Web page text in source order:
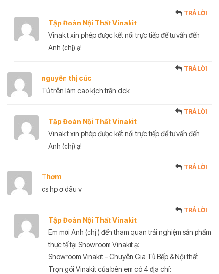
Tập Đoàn Nội Thất Vinakit
TRẢ LỜI
Vinakit xin phép được kết nối trực tiếp để tư vấn đến
Anh (chị) ạ!
nguyễn thị cúc
TRẢ LỜI
Tủ trên làm cao kịch trần dck
Tập Đoàn Nội Thất Vinakit
TRẢ LỜI
Vinakit xin phép được kết nối trực tiếp để tư vấn đến
Anh (chị) ạ!
Thơm
TRẢ LỜI
cs hp ơ dâu v
Tập Đoàn Nội Thất Vinakit
TRẢ LỜI
Em mời Anh (chị ) đến tham quan trải nghiệm sản phẩm
thực tế tại Showroom Vinakit ạ:
Showroom Vinakit – Chuyên Gia Tủ Bếp & Nội thất
Trọn gói Vinakit của bên em có 4 địa chỉ: